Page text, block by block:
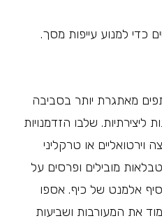
כדי למנוע עייפות מסך.
מאתגרת יותר בסביבה
ליצירתיות. שלבו הזדמנויות
וירטואליים או טרקליני
מובילים ופרסים על
אלמנט של כיף. אספו
את המעורבות ושביעות